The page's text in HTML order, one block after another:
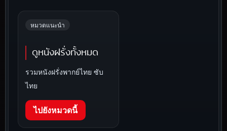
หมวดแนะนำ
ดูหนังฝรั่งทั้งหมด
รวมหนังฝรั่งพากย์ไทย ซับ
ไทย
ไปยังหมวดนี้